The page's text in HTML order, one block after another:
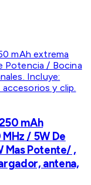
mAh
/ 5W De
Mas Potente/ ,
antena,